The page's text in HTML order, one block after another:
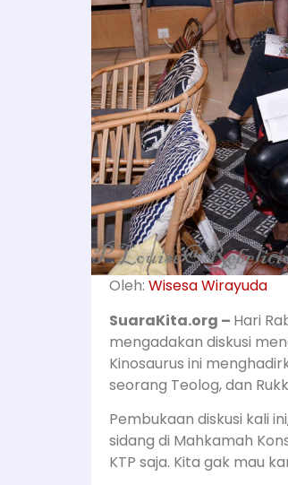
Oleh: Wisesa Wirayuda
SuaraKita.org – Hari
mengadakan diskusi
Kinosaurus ini
seorang Teolog, dan
Pembukaan diskusi kali
sidang di Mahkamah
KTP saja. Kita gak mau